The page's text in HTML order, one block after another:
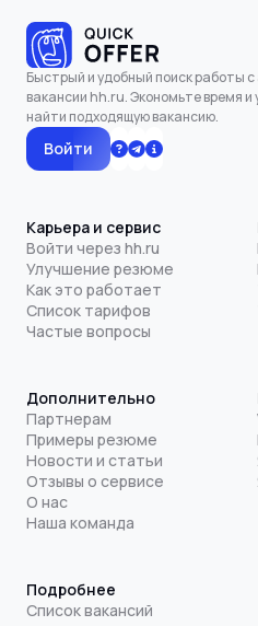
Быстрый и удобный поиск работы
вакансии hh.ru. Экономьте время
найти подходящую вакансию.
Войти
Карьера и сервис
Войти через hh.ru
Улучшение резюме
Как это работает
Список тарифов
Частые вопросы
Дополнительно
Партнерам
Примеры резюме
Новости и статьи
Отзывы о сервисе
О нас
Наша команда
Подробнее
Список вакансий